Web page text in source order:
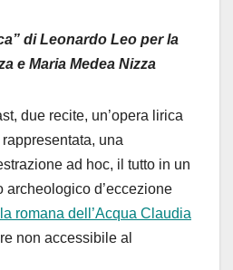
di Leonardo Leo per la
e Maria Medea Nizza
due recite, un’opera lirica
rappresentata, una
ad hoc, il tutto in un
archeologico d’eccezione
romana dell’Acqua Claudia
non accessibile al